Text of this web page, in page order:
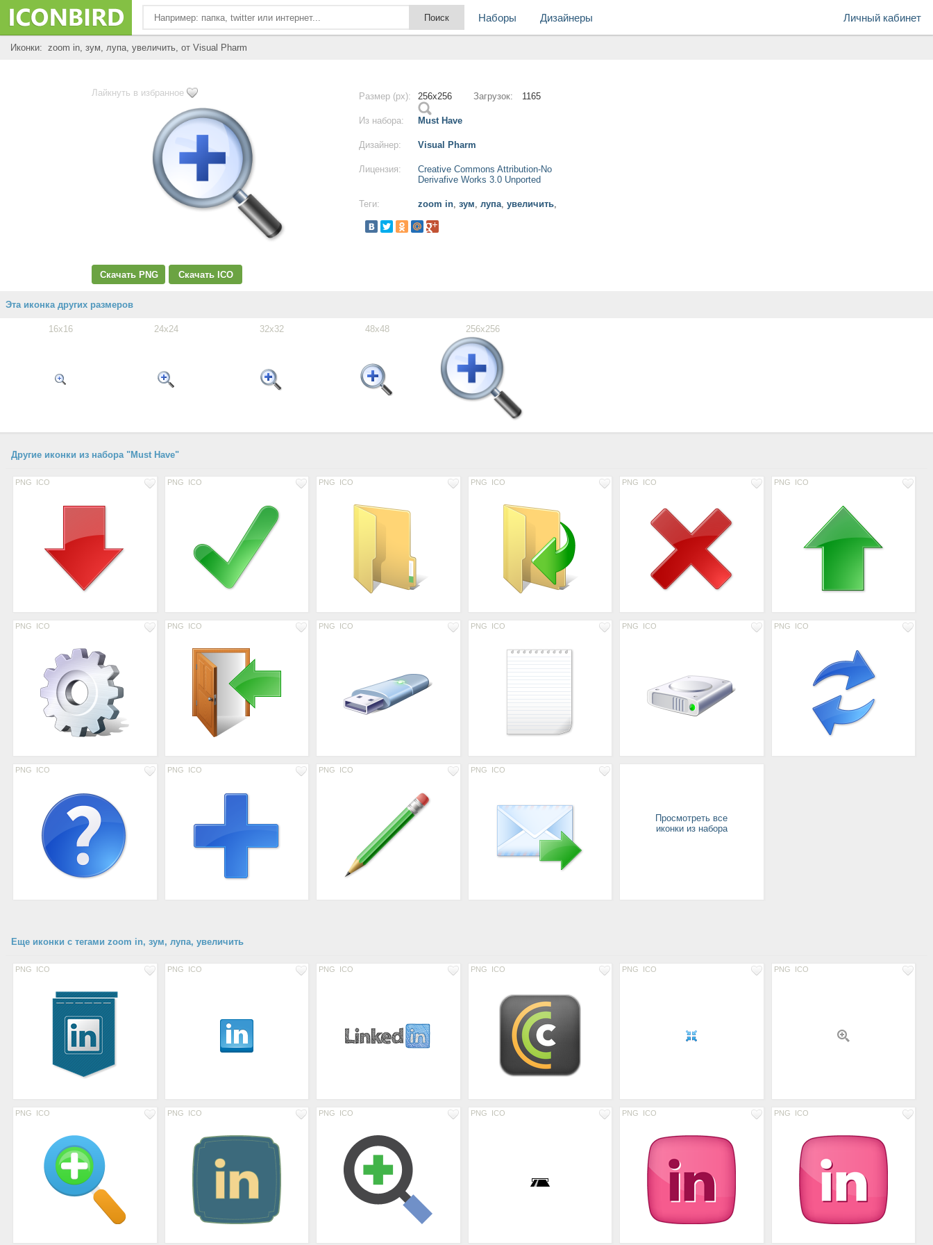
Личный кабинет
Наборы Дизайнеры
Иконки: zoom in, зум, лупа, увеличить, от Visual Pharm
Лайкнуть в избранное
Скачать PNG Скачать ICO
Размер (px): 256x256 Загрузок: 1165
Из набора: Must Have
Дизайнер: Visual Pharm
Лицензия:
Creative Commons Attribution-No
Derivafive Works 3.0 Unported
Теги: zoom in, зум, лупа, увеличить,
Эта иконка других размеров
16x16 24x24 32x32 48x48 256x256
Другие иконки из набора "Must Have"
PNG ICO PNG ICO PNG ICO PNG ICO PNG ICO PNG ICO
PNG ICO PNG ICO PNG ICO PNG ICO PNG ICO PNG ICO
PNG ICO PNG ICO PNG ICO PNG ICO
Просмотреть все
иконки из набора
Еще иконки с тегами zoom in, зум, лупа, увеличить
PNG ICO PNG ICO PNG ICO PNG ICO PNG ICO PNG ICO
PNG ICO PNG ICO PNG ICO PNG ICO PNG ICO PNG ICO